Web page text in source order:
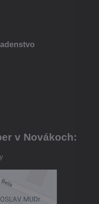
v Novákoch: